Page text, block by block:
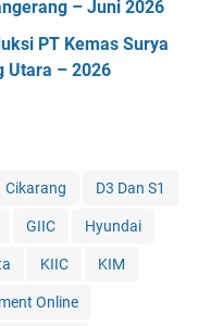
– Juni 2026
PT Kemas Surya
Utara – 2026
Cikarang D3 Dan S1
GIIC Hyundai
KIIC KIM
Online